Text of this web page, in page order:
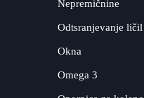
Nepremičnine
Odtsranjevanje ličil
Okna
Omega 3